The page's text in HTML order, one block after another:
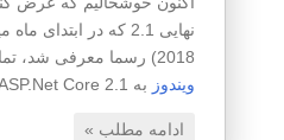
2018) رسما معرفی شد، تمامی خدمات
ویندوز به ASP.Net Core 2.1 مجهز شدند.
ادامه مطلب »